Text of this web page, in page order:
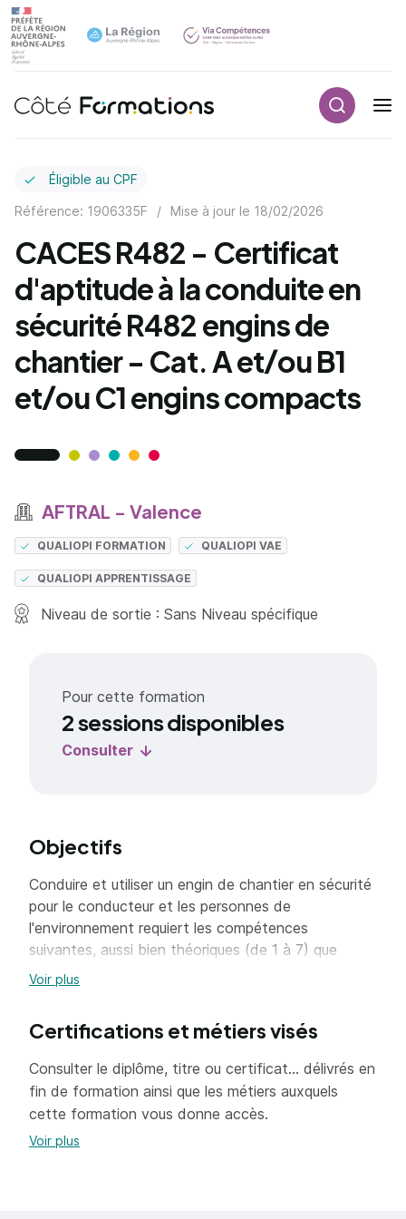
Navigation principale
Éligible au CPF
Référence: 1906335F / Mise à jour le 18/02/2026
CACES R482 - Certificat
d'aptitude à la conduite en
sécurité R482 engins de
chantier - Cat. A et/ou B1
et/ou C1 engins compacts
AFTRAL - Valence
QUALIOPI FORMATION QUALIOPI VAE
QUALIOPI APPRENTISSAGE
Niveau de sortie : Sans Niveau spécifique
Pour cette formation
2 sessions disponibles
Consulter
Objectifs
Conduire et utiliser un engin de chantier en sécurité
pour le conducteur et les personnes de
l'environnement requiert les compétences
suivantes, aussi bien théoriques (de 1 à 7) que
pratiques (de 8 à 10).
chargement / déchargement sur porte-engins (12),
selon les catégories et options retenues par le
1. Appréhender les responsabilités des
acteurs organisant l'acte de conduire (le
Voir plus
Certifications et métiers visés
Consulter le diplôme, titre ou certificat... délivrés en
fin de formation ainsi que les métiers auxquels
cette formation vous donne accès.
Voir plus